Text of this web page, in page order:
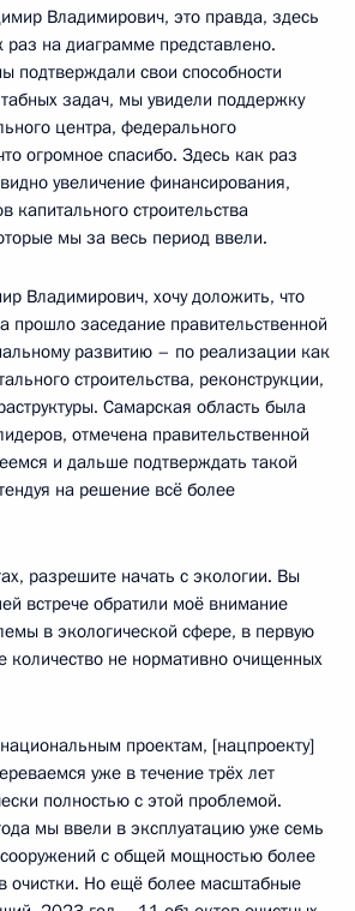
Владимирович, это правда, здесь
раз на диаграмме представлено.
подтверждали свои способности
задач, мы увидели поддержку
центра, федерального
огромное спасибо. Здесь как раз
увеличение финансирования,
капитального строительства
мы за весь период ввели.
Владимирович, хочу доложить, что
прошло заседание правительственной
развитию – по реализации как
строительства, реконструкции,
Самарская область была
отмечена правительственной
и дальше подтверждать такой
на решение всё более
разрешите начать с экологии. Вы
встрече обратили моё внимание
в экологической сфере, в первую
количество не нормативно очищенных
проектам, [нацпроекту]
уже в течение трёх лет
полностью с этой проблемой.
мы ввели в эксплуатацию уже семь
с общей мощностью более
очистки. Но ещё более масштабные